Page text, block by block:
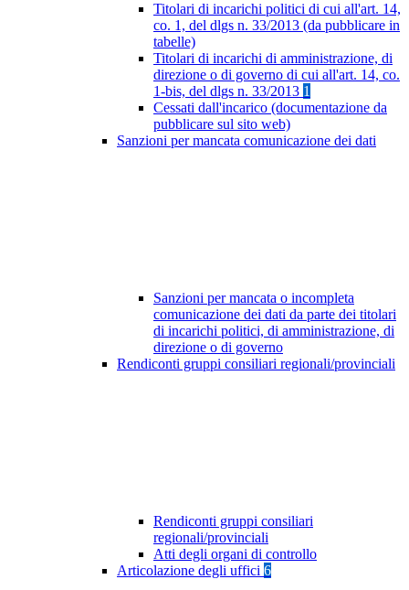
Titolari di incarichi politici di cui all'art. 14,
co. 1, del dlgs n. 33/2013 (da pubblicare in
tabelle)
Titolari di incarichi di amministrazione, di
direzione o di governo di cui all'art. 14, co.
1-bis, del dlgs n. 33/2013 1
Cessati dall'incarico (documentazione da
pubblicare sul sito web)
Sanzioni per mancata comunicazione dei dati
Sanzioni per mancata o incompleta
comunicazione dei dati da parte dei titolari
di incarichi politici, di amministrazione, di
direzione o di governo
Rendiconti gruppi consiliari regionali/provinciali
Rendiconti gruppi consiliari
regionali/provinciali
Atti degli organi di controllo
Articolazione degli uffici 6